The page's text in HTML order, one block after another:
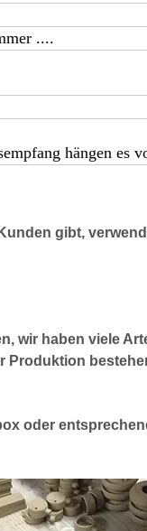
....
hängen es
gibt,
wir haben viele
Produktion
oder